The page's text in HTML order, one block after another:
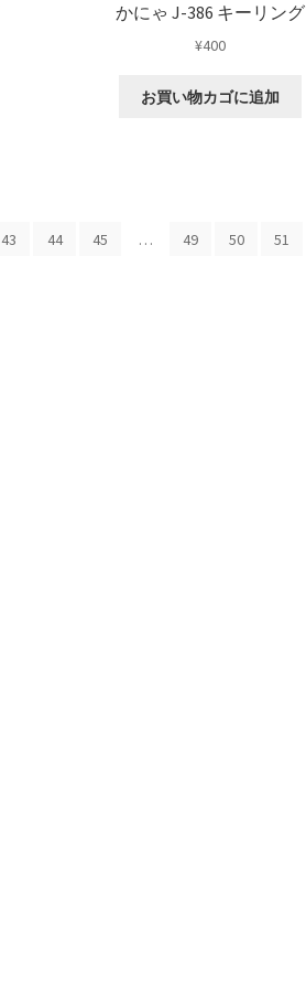
かにゃ J-386 キーリング
¥400
お買い物カゴに追加
43 44 45 … 49 50 51